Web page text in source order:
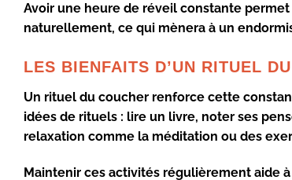
Avoir une heure de réveil constante permet
naturellement, ce qui mènera à un
LES BIENFAITS D’UN RITUEL
Un rituel du coucher renforce cette
idées de rituels : lire un livre, noter ses
relaxation comme la méditation ou des
Maintenir ces activités régulièrement aide